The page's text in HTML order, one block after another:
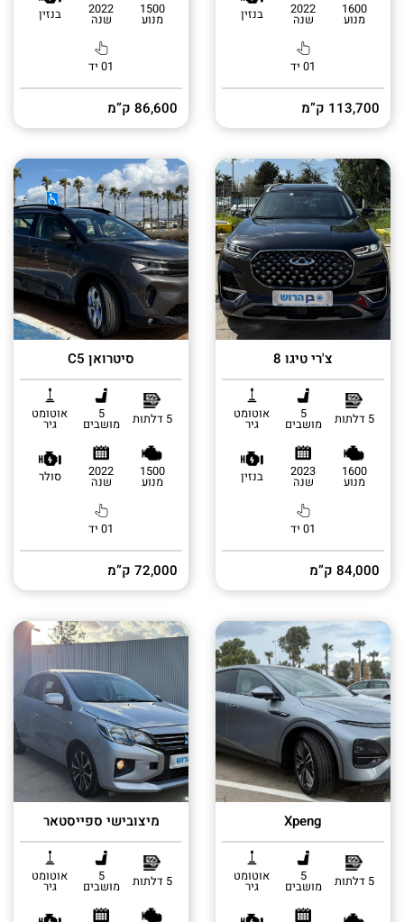
1600
מנוע
2022
שנה בנזין
01 יד
113,700 ק”מ
1500
מנוע
2022
שנה בנזין
01 יד
86,600 ק”מ
צ'רי טיגו 8
5 דלתות 5
מושבים
אוטומט
גיר
1600
מנוע
2023
שנה בנזין
01 יד
84,000 ק”מ
סיטרואן C5
5 דלתות 5
מושבים
אוטומט
גיר
1500
מנוע
2022
שנה סולר
01 יד
72,000 ק”מ
Xpeng
5 דלתות 5
מושבים
אוטומט
גיר
מיצובישי ספייסטאר
5 דלתות 5
מושבים
אוטומט
גיר